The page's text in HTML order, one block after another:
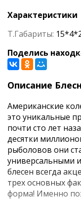
Характеристики
Т.Габариты:
Поделись
Описание
Американские
это уникальные
почти сто лет
десятки
рыболовов они
универсальными
блесен всегда
трех основных
форма! Именно